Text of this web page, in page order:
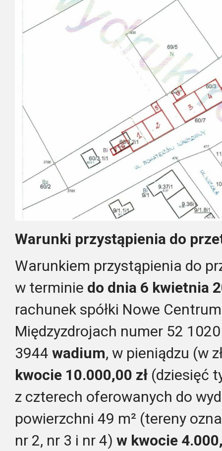
Warunki przystąpienia do
Warunkiem przystąpienia do
w terminie do dnia 6 kwietnia
rachunek spółki Nowe
Międzyzdrojach numer 52
3944 wadium, w pieniądzu (w
kwocie 10.000,00 zł (dziesięć
z czterech oferowanych do
powierzchni 49 m² (tereny
nr 2, nr 3 i nr 4) w kwocie